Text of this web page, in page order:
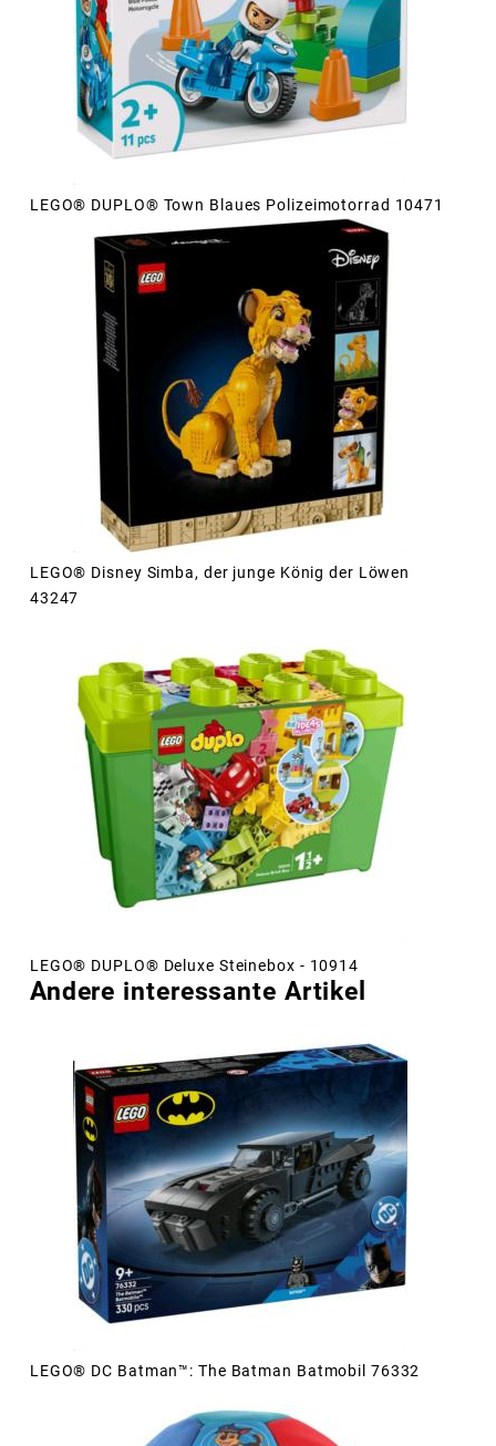
LEGO® DUPLO® Town Blaues Polizeimotorrad 10471
LEGO® Disney Simba, der junge König der Löwen
43247
LEGO® DUPLO® Deluxe Steinebox - 10914
Andere interessante Artikel
LEGO® DC Batman™: The Batman Batmobil 76332